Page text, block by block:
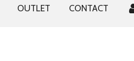
OUTLET CONTACT